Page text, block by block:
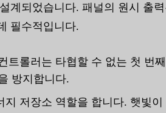
계되었습니다. 패널의 원시 출
필수적입니다.
트롤러는 타협할 수 없는 첫 번
방지합니다.
지 저장소 역할을 합니다. 햇빛